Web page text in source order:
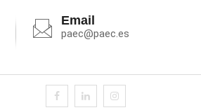
Email
paec@paec.es